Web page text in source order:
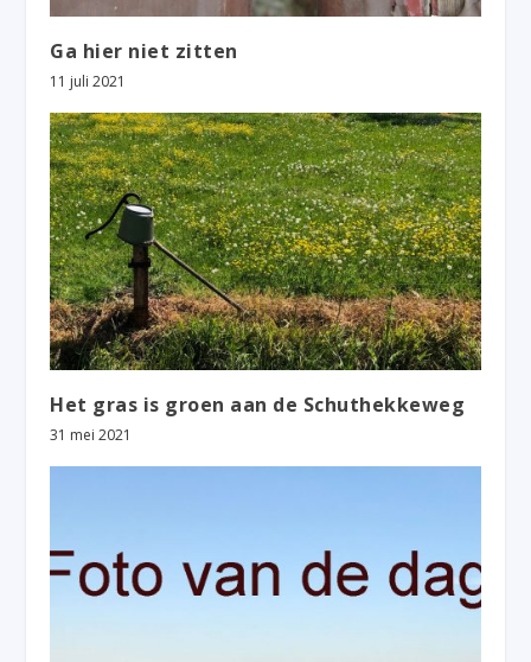
Ga hier niet zitten
11 juli 2021
Het gras is groen aan de Schuthekkeweg
31 mei 2021